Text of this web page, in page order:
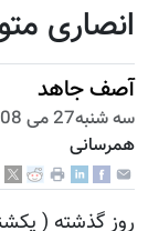
انصاری
آصف جاهد
سه شنبه27 می 2008
همرسانی